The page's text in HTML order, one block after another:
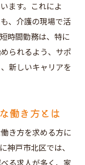
ます。これによ
、介護の現場で活
時間勤務は、特に
られるよう、サポ
新しいキャリアを
働き方とは
き方を求める方に
神戸市北区では、